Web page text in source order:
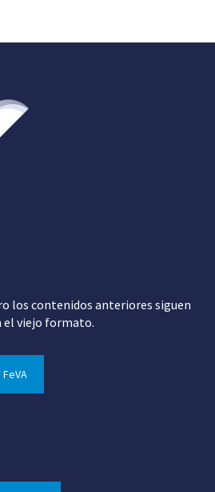
los contenidos anteriores siguen
el viejo formato.